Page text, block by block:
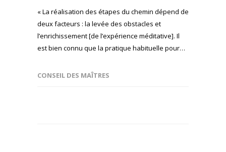
« La réalisation des étapes du chemin dépend de
deux facteurs : la levée des obstacles et
l’enrichissement [de l’expérience méditative]. Il
est bien connu que la pratique habituelle pour…
CONSEIL DES MAÎTRES